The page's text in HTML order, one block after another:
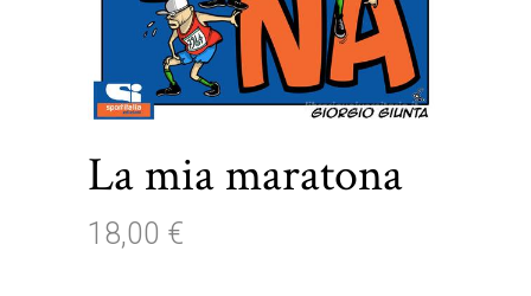
La mia maratona
18,00 €